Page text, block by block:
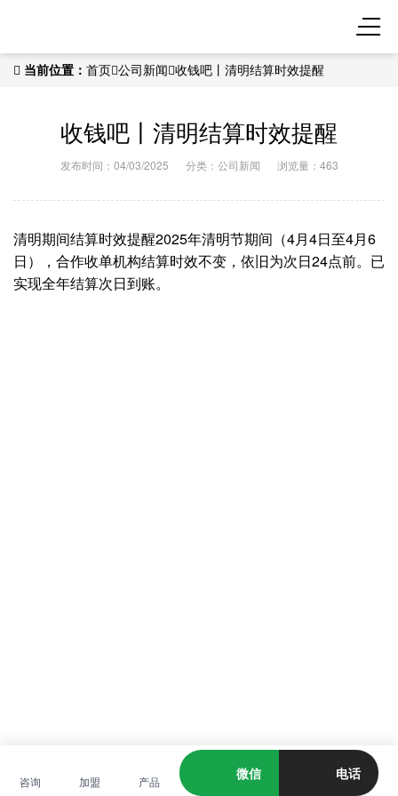
当前位置： 首页 公司新闻 收钱吧丨清明结算时效提醒
收钱吧丨清明结算时效提醒
发布时间：04/03/2025 分类： 公司新闻 浏览量：463
清明期间结算时效提醒2025年清明节期间（4月4日至4月6
日），合作收单机构结算时效不变，依旧为次日24点前。已
实现全年结算次日到账。
咨询 加盟 产品 微信 电话